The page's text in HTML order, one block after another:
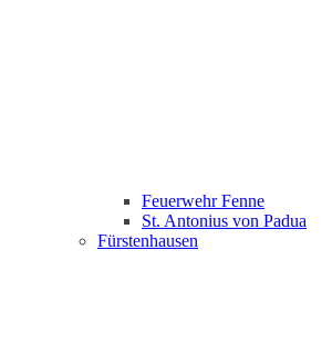
Feuerwehr Fenne
St. Antonius von Padua
Fürstenhausen